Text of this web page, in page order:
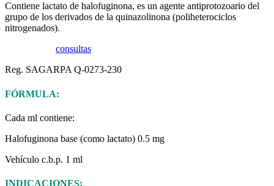
Contiene lactato de halofuginona, es un agente antiprotozoario del
grupo de los derivados de la quinazolinona (poliheterociclos
nitrogenados).
consultas
Reg. SAGARPA Q-0273-230
FÓRMULA:
Cada ml contiene:
Halofuginona base (como lactato) 0.5 mg
Vehículo c.b.p. 1 ml
INDICACIONES: